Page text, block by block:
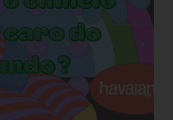
escolas, nas
festas de fim de ano,
proporciona,
de ganhar muitas